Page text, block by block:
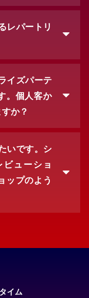
レパートリ
イズパーテ
。個人客か
か？
いです。シ
ビューショ
ップのよう
イム